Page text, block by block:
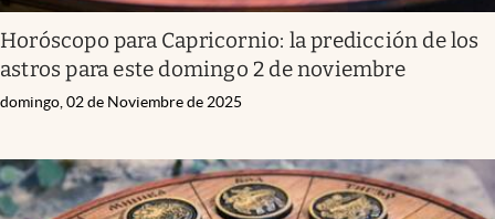
Horóscopo para Capricornio: la predicción de los
astros para este domingo 2 de noviembre
domingo, 02 de Noviembre de 2025